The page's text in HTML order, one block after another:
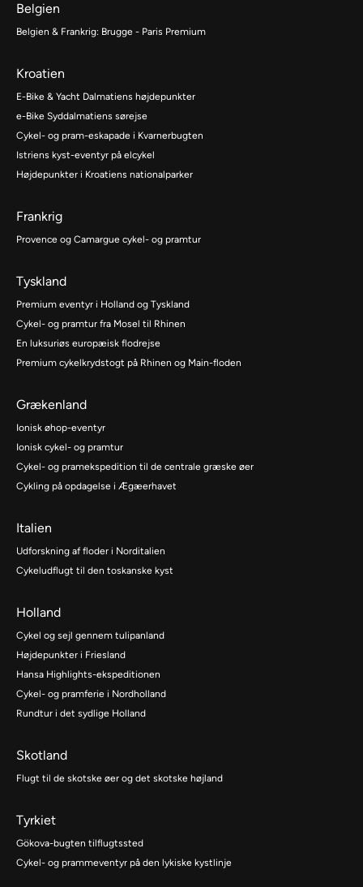
Belgien
Belgien & Frankrig: Brugge - Paris Premium
Kroatien
E-Bike & Yacht Dalmatiens højdepunkter
e-Bike Syddalmatiens sørejse
Cykel- og pram-eskapade i Kvarnerbugten
Istriens kyst-eventyr på elcykel
Højdepunkter i Kroatiens nationalparker
Frankrig
Provence og Camargue cykel- og pramtur
Tyskland
Premium eventyr i Holland og Tyskland
Cykel- og pramtur fra Mosel til Rhinen
En luksuriøs europæisk flodrejse
Premium cykelkrydstogt på Rhinen og Main-floden
Grækenland
Ionisk øhop-eventyr
Ionisk cykel- og pramtur
Cykel- og pramekspedition til de centrale græske øer
Cykling på opdagelse i Ægæerhavet
Italien
Udforskning af floder i Norditalien
Cykeludflugt til den toskanske kyst
Holland
Cykel og sejl gennem tulipanland
Højdepunkter i Friesland
Hansa Highlights-ekspeditionen
Cykel- og pramferie i Nordholland
Rundtur i det sydlige Holland
Skotland
Flugt til de skotske øer og det skotske højland
Tyrkiet
Gökova-bugten tilflugtssted
Cykel- og prammeventyr på den lykiske kystlinje